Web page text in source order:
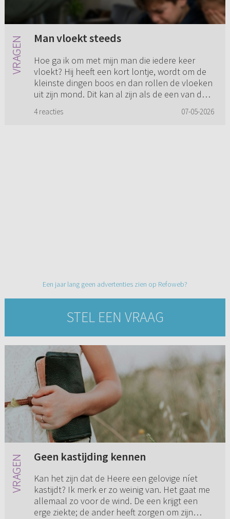
Man vloekt steeds
Hoe ga ik om met mijn man die iedere keer
vloekt? Hij heeft een kort lontje, wordt om de
kleinste dingen boos en dan rollen de vloeken
uit zijn mond. Dit kan al zijn als de een van de
4 reacties 07-05-2026
Een jaar lang geen advertenties zien op Refoweb?
STEL EEN VRAAG
Geen kastijding kennen
Kan het zijn dat de Heere een gelovige níet
kastijdt? Ik merk er zo weinig van. Het gaat me
allemaal zo voor de wind. De een krijgt een
erge ziekte; de ander heeft zorgen om zijn